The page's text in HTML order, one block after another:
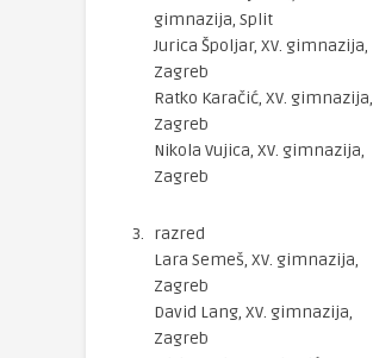
gimnazija, Split
Jurica Špoljar, XV. gimnazija,
Zagreb
Ratko Karačić, XV. gimnazija,
Zagreb
Nikola Vujica, XV. gimnazija,
Zagreb
razred
Lara Semeš, XV. gimnazija,
Zagreb
David Lang, XV. gimnazija,
Zagreb